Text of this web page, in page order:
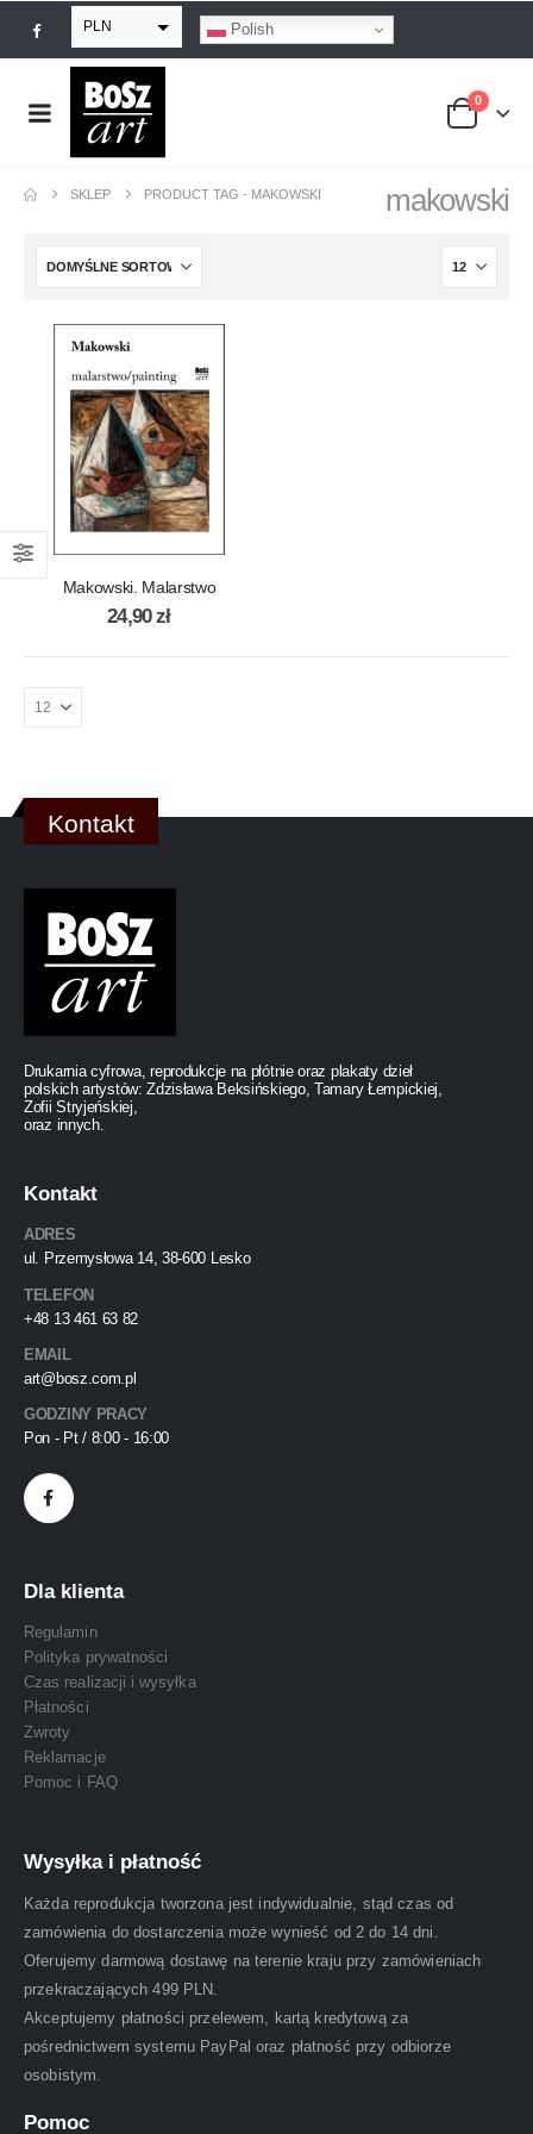
PLN
EUR
USD
Polish
0
makowski
SKLEP PRODUCT TAG - MAKOWSKI
Makowski. Malarstwo
24,90zł
Kontakt
Drukarnia cyfrowa, reprodukcje na płótnie oraz plakaty dzieł
polskich artystów: Zdzisława Beksińskiego, Tamary Łempickiej,
Zofii Stryjeńskiej,
oraz innych.
Kontakt
ADRES
ul. Przemysłowa 14, 38-600 Lesko
TELEFON
+48 13 461 63 82
EMAIL
art@bosz.com.pl
GODZINY PRACY
Pon - Pt / 8:00 - 16:00
Dla klienta
Regulamin
Polityka prywatności
Czas realizacji i wysyłka
Płatności
Zwroty
Reklamacje
Pomoc i FAQ
Wysyłka i płatność
Każda reprodukcja tworzona jest indywidualnie, stąd czas od
zamówienia do dostarczenia może wynieść od 2 do 14 dni.
Oferujemy darmową dostawę na terenie kraju przy zamówieniach
przekraczających 499 PLN.
Akceptujemy płatności przelewem, kartą kredytową za
pośrednictwem systemu PayPal oraz płatność przy odbiorze
osobistym.
Pomoc